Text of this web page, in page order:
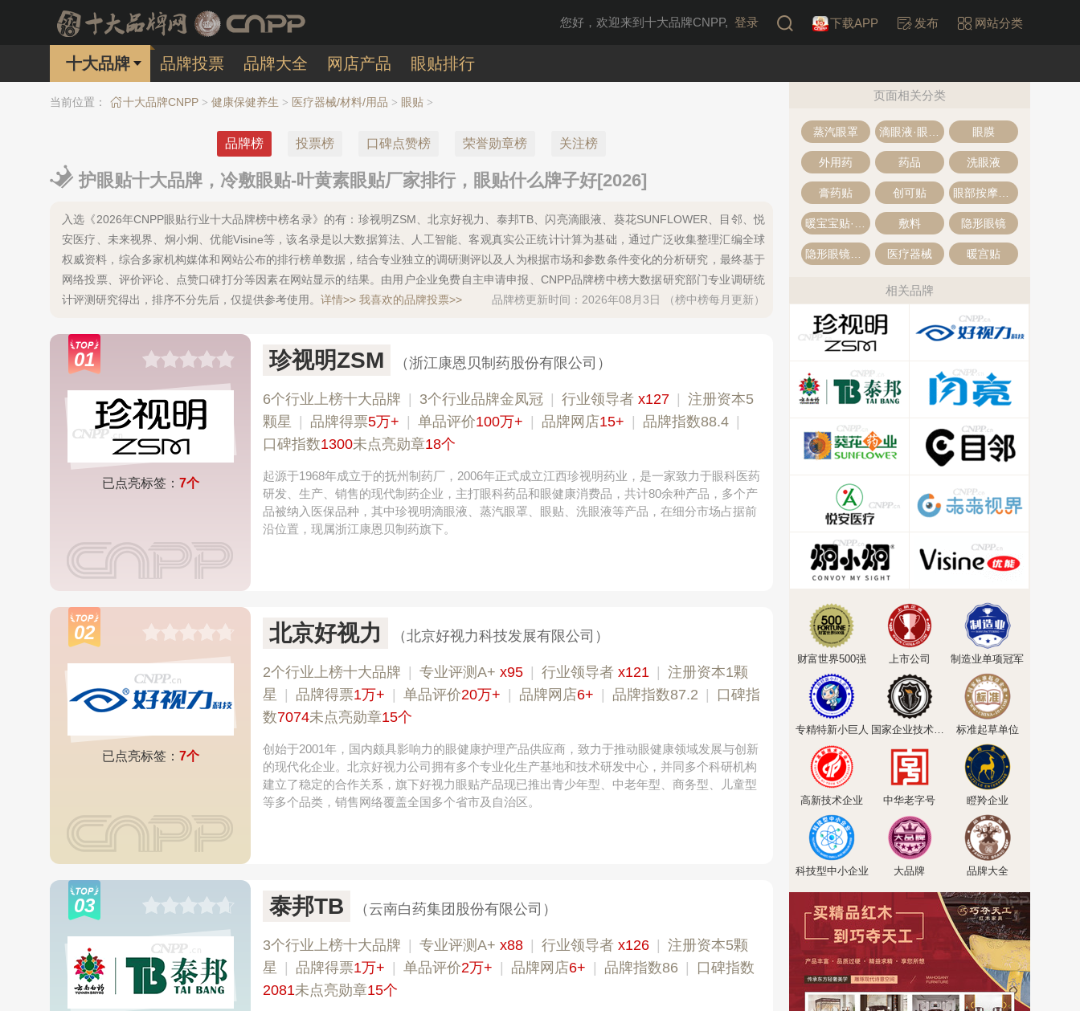
您好，欢迎来到十大品牌CNPP, 登录 下载APP 发布 网站分类
十大品牌 品牌投票 品牌大全 网店产品 眼贴排行
当前位置： 十大品牌CNPP > 健康保健养生 > 医疗器械/材料/用品 > 眼贴 >
品牌榜 投票榜 口碑点赞榜 荣誉勋章榜 关注榜
护眼贴十大品牌，冷敷眼贴-叶黄素眼贴厂家排行，眼贴什么牌子好[2026]
入选《2026年CNPP眼贴行业十大品牌榜中榜名录》的有：珍视明ZSM、北京好视力、泰邦TB、闪亮滴眼液、葵花SUNFLOWER、目邻、悦
安医疗、未来视界、炯小炯、优能Visine等，该名录是以大数据算法、人工智能、客观真实公正统计计算为基础，通过广泛收集整理汇编全球
权威资料，综合多家机构媒体和网站公布的排行榜单数据，结合专业独立的调研测评以及人为根据市场和参数条件变化的分析研究，最终基于
网络投票、评价评论、点赞口碑打分等因素在网站显示的结果。由用户企业免费自主申请申报、CNPP品牌榜中榜大数据研究部门专业调研统
计评测研究得出，排序不分先后，仅提供参考使用。 详情>> 我喜欢的品牌投票>> 品牌榜更新时间：2026年08月3日 （榜中榜每月更新）
01
已点亮标签： 7个
珍视明ZSM （浙江康恩贝制药股份有限公司）
6个行业上榜十大品牌 3个行业品牌金凤冠 行业领导者 x127
注册资本5
颗星
品牌得票5万+ 单品评价100万+ 品牌网店15+ 品牌指数88.4
口碑指数1300未点亮勋章18个
起源于1968年成立于的抚州制药厂，2006年正式成立江西珍视明药业，是一家致力于眼科医药
研发、生产、销售的现代制药企业，主打眼科药品和眼健康消费品，共计80余种产品，多个产
品被纳入医保品种，其中珍视明滴眼液、蒸汽眼罩、眼贴、洗眼液等产品，在细分市场占据前
沿位置，现属浙江康恩贝制药旗下。
02
已点亮标签： 7个
北京好视力 （北京好视力科技发展有限公司）
2个行业上榜十大品牌 专业评测A+ x95 行业领导者 x121
注册资本1颗
星
品牌得票1万+ 单品评价20万+ 品牌网店6+ 品牌指数87.2
口碑指
数7074未点亮勋章15个
创始于2001年，国内颇具影响力的眼健康护理产品供应商，致力于推动眼健康领域发展与创新
的现代化企业。北京好视力公司拥有多个专业化生产基地和技术研发中心，并同多个科研机构
建立了稳定的合作关系，旗下好视力眼贴产品现已推出青少年型、中老年型、商务型、儿童型
等多个品类，销售网络覆盖全国多个省市及自治区。
03 泰邦TB （云南白药集团股份有限公司）
3个行业上榜十大品牌 专业评测A+ x88 行业领导者 x126
注册资本5颗
星
品牌得票1万+ 单品评价2万+ 品牌网店6+ 品牌指数86
口碑指数
2081未点亮勋章15个
页面相关分类
蒸汽眼罩 眼膜
外用药 药品 洗眼液
膏药贴 创可贴
敷料 隐形眼镜
医疗器械 暖宫贴
相关品牌
财富世界500强 上市公司 制造业单项冠军
专精特新小巨人 国家企业技术中心 标准起草单位
高新技术企业 中华老字号 瞪羚企业
科技型中小企业 大品牌 品牌大全